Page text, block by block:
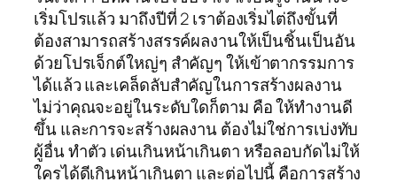
เริ่มโปรแล้ว มาถึงปีที่ 2 เราต้องเริ่มไต่ถึงขั้นที่
ต้องสามารถสร้างสรรค์ผลงานให้เป็นชิ้นเป็นอัน
ด้วยโปรเจ็กต์ใหญ่ๆ สำคัญๆ ให้เข้าตากรรมการ
ได้แล้ว และเคล็ดลับสำคัญในการสร้างผลงาน
ไม่ว่าคุณจะอยู่ในระดับใดก็ตาม คือ ให้ทำงานดี
ขึ้น และการจะสร้างผลงาน ต้องไม่ใช่การเบ่งทับ
ผู้อื่น ทำตัว เด่นเกินหน้าเกินตา หรือลอบกัดไม่ให้
ใครได้ดีเกินหน้าเกินตา และต่อไปนี้ คือการสร้าง